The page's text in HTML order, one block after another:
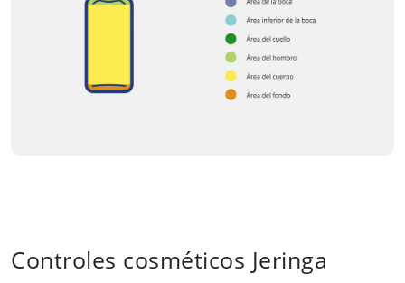
Controles cosméticos Jeringa